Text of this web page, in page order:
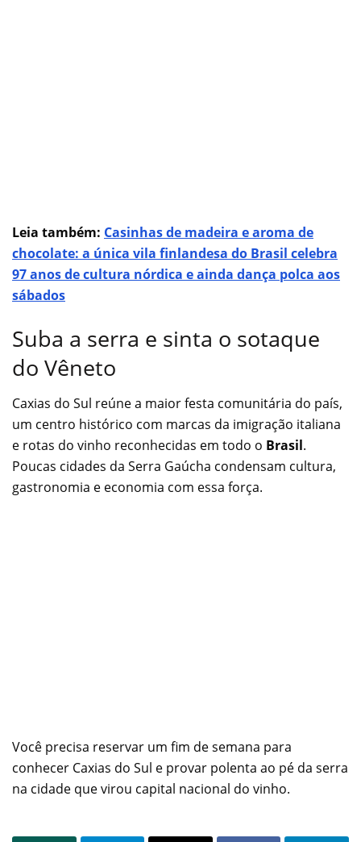
Leia também: Casinhas de madeira e aroma de
chocolate: a única vila finlandesa do Brasil celebra
97 anos de cultura nórdica e ainda dança polca aos
sábados
Suba a serra e sinta o sotaque
do Vêneto
Caxias do Sul reúne a maior festa comunitária do país,
um centro histórico com marcas da imigração italiana
e rotas do vinho reconhecidas em todo o Brasil.
Poucas cidades da Serra Gaúcha condensam cultura,
gastronomia e economia com essa força.
Você precisa reservar um fim de semana para
conhecer Caxias do Sul e provar polenta ao pé da serra
na cidade que virou capital nacional do vinho.